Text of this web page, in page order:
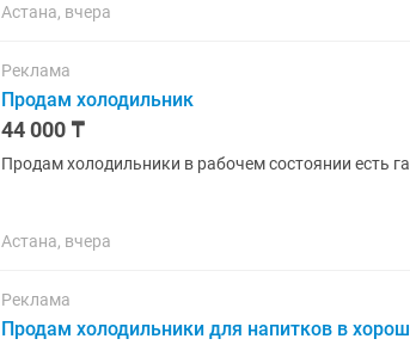
Астана, вчера
Реклама
Продам холодильник
44 000 ₸
Продам холодильники в рабочем состоянии есть
Астана, вчера
Реклама
Продам холодильники для напитков в